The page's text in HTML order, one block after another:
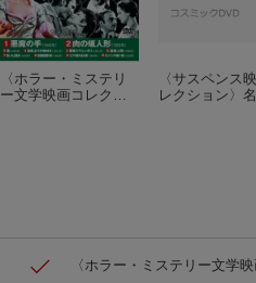
〈ホラー・ミステリ
ー文学映画コレクシ
〈サスペンス
レクション〉名
〈ホラー・ミステリー文学